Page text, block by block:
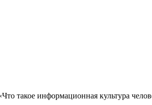
такое информационная культура